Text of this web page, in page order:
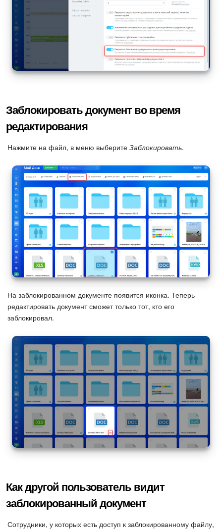
Автоматизация
Интеграция 1С и Битрикс24
Бизнес-процессы
Контакт-центр
Настройки
Виджет сотрудника
Телефония
Филиальная сеть
Приложение Битрикс24
Общие вопросы
Битрикс24 в коробке
Изменения в статьях (архив)
ВХОД
Заблокировать документ во время
редактирования
Нажмите на файл, в меню выберите Заблокировать.
На заблокированном документе появится иконка. Теперь
редактировать документ сможет только тот, кто его
заблокировал.
Как другой пользователь видит
заблокированный документ
Сотрудники, у которых есть доступ к заблокированному файлу,